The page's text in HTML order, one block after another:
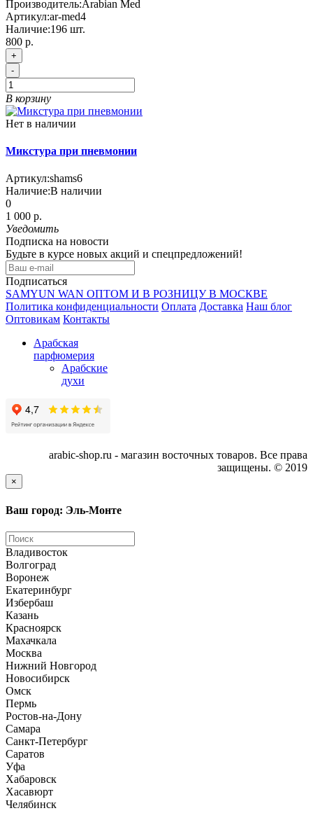
Производитель:Arabian Med
Артикул:ar-med4
Наличие:196 шт.
800 р.
+
-
В корзину
Нет в наличии
Микстура при пневмонии
Артикул:shams6
Наличие:В наличии
0
1 000 р.
Уведомить
Подписка на новости
Будьте в курсе новых акций и спецпредложений!
Подписаться
SAMYUN WAN ОПТОМ И В РОЗНИЦУ В МОСКВЕ
Политика конфиденциальности Оплата Доставка Наш блог
Оптовикам Контакты
Арабская
парфюмерия
Арабские
духи
arabic-shop.ru - магазин восточных товаров. Все права
защищены. © 2019
×
Ваш город: Эль-Монте
Владивосток
Волгоград
Воронеж
Екатеринбург
Избербаш
Казань
Красноярск
Махачкала
Москва
Нижний Новгород
Новосибирск
Омск
Пермь
Ростов-на-Дону
Самара
Санкт-Петербург
Саратов
Уфа
Хабаровск
Хасавюрт
Челябинск